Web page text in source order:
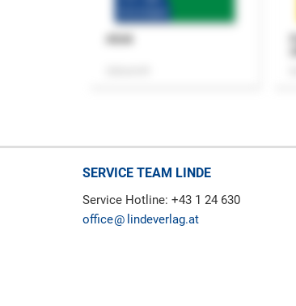
SERVICE TEAM LINDE
Service Hotline: +43 1 24 630
office
lindeverlag.at